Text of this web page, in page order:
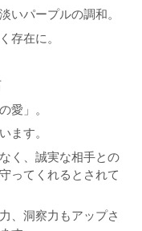
いパープルの調和。
存在に。
愛」。
ます。
く、誠実な相手との
ってくれるとされて
、洞察力もアップさ